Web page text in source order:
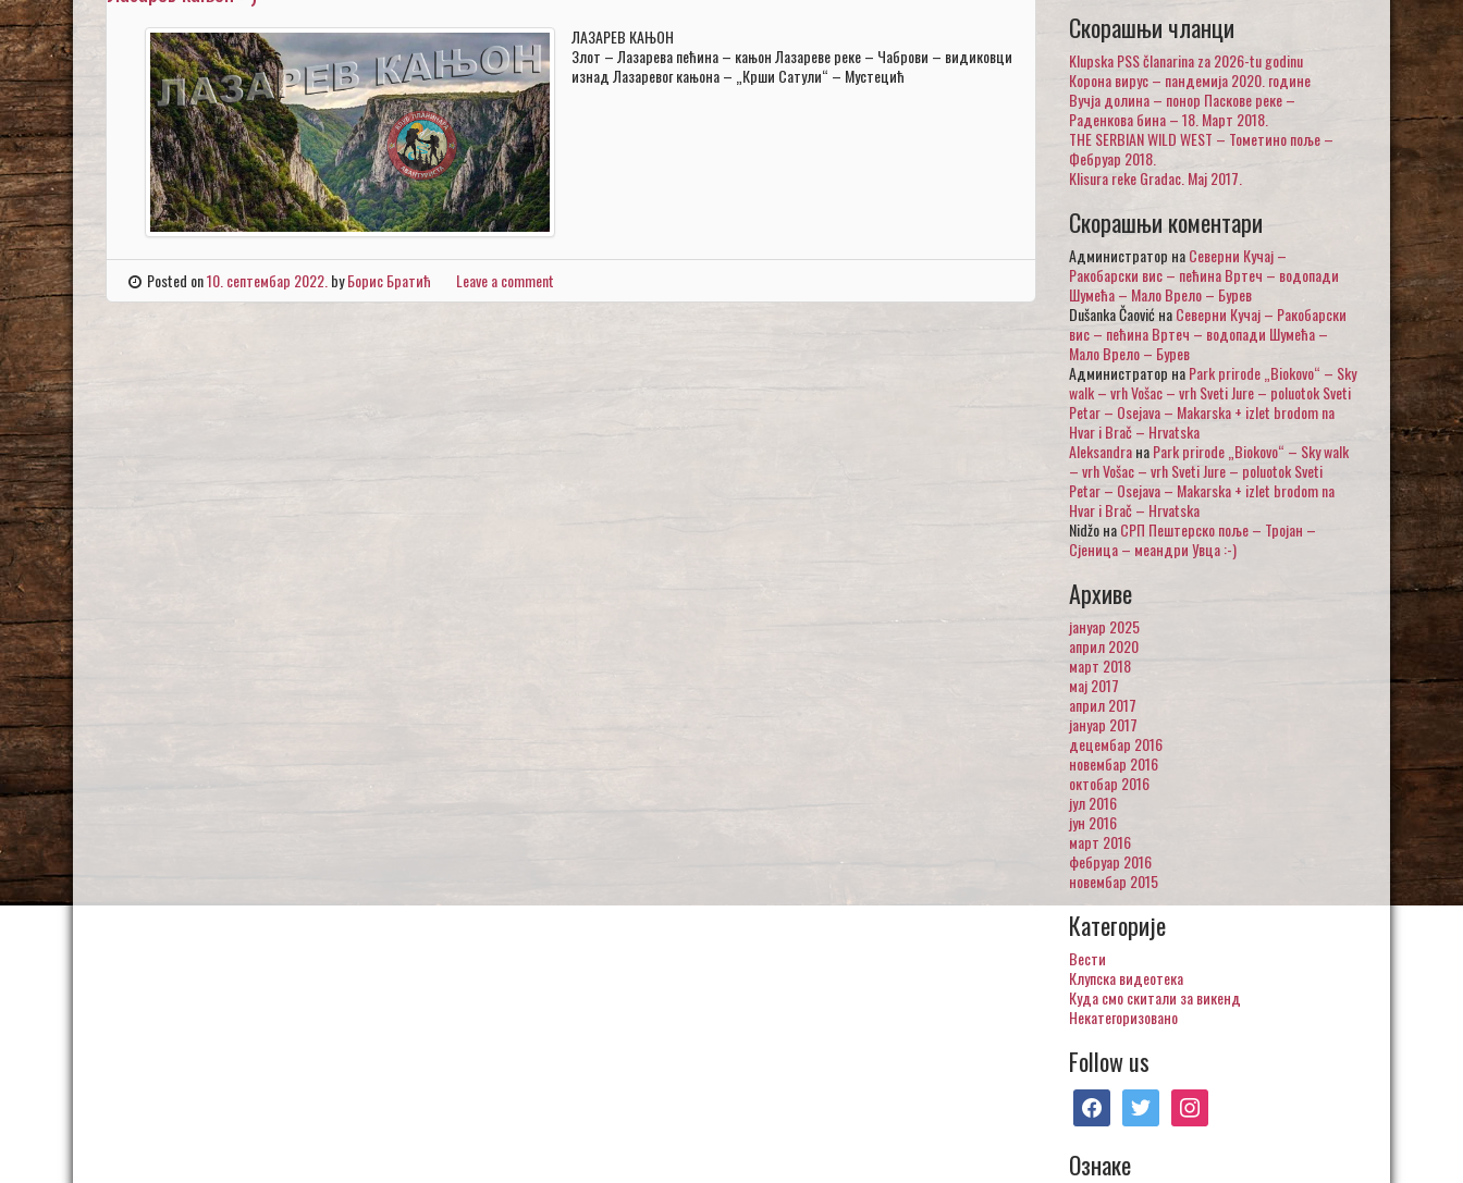
ЛАЗАРЕВ КАЊОН
Злот – Лазарева пећина – кањон Лазареве реке – Чаброви – видиковци
изнад Лазаревог кањона – „Крши Сатули“ – Мустецић
Posted on10. септембар 2022. byБорис Братић Leave a comment
Скорашњи чланци
Klupska PSS članarina za 2026-tu godinu
Корона вирус – пандемија 2020. године
Вучја долина – понор Паскове реке –
Раденкова бина – 18. Март 2018.
THE SERBIAN WILD WEST – Тометино поље –
Фебруар 2018.
Klisura reke Gradac. Maj 2017.
Скорашњи коментари
Администратор наСеверни Кучај –
Ракобарски вис – пећина Вртеч – водопади
Шумећа – Мало Врело – Бурев
Dušanka ČaovićнаСеверни Кучај – Ракобарски
вис – пећина Вртеч – водопади Шумећа –
Мало Врело – Бурев
Администратор наPark prirode „Biokovo“ – Sky
walk – vrh Vošac – vrh Sveti Jure – poluotok Sveti
Petar – Osejava – Makarska + izlet brodom na
Hvar i Brač – Hrvatska
AleksandraнаPark prirode „Biokovo“ – Sky walk
– vrh Vošac – vrh Sveti Jure – poluotok Sveti
Petar – Osejava – Makarska + izlet brodom na
Hvar i Brač – Hrvatska
NidžoнаСРП Пештерско поље – Тројан –
Сјеница – меандри Увца :-)
Архиве
јануар 2025
април 2020
март 2018
мај 2017
април 2017
јануар 2017
децембар 2016
новембар 2016
октобар 2016
јул 2016
јун 2016
март 2016
фебруар 2016
новембар 2015
Категорије
Вести
Клупска видеотека
Куда смо скитали за викенд
Некатегоризовано
Follow us
facebooktwitter instagram
Ознаке